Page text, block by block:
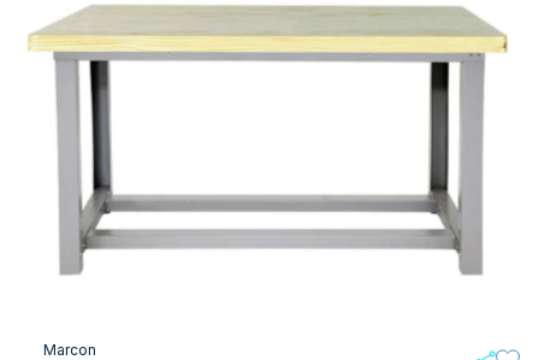
Marcon